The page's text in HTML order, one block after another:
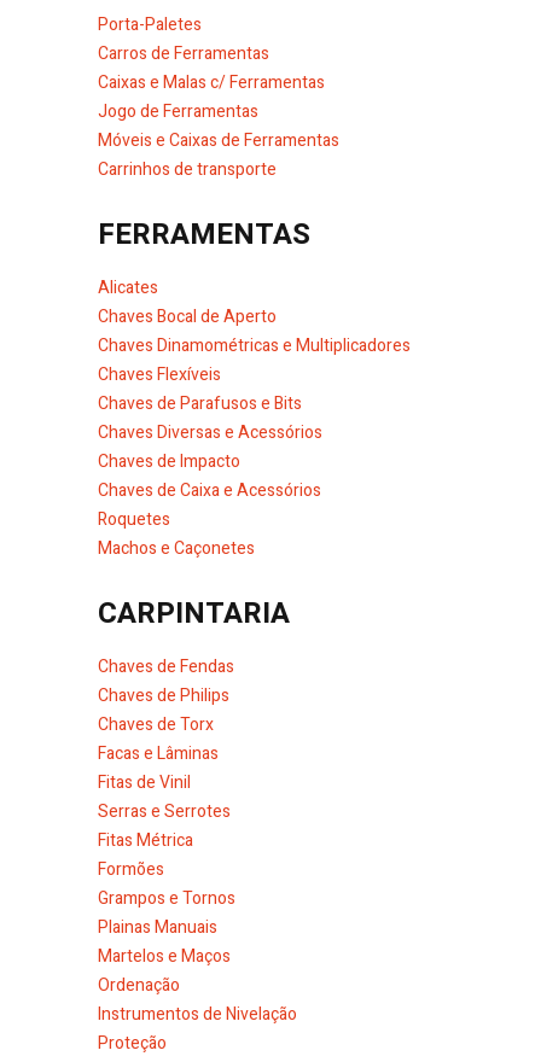
Porta-Paletes
Carros de Ferramentas
Caixas e Malas c/ Ferramentas
Jogo de Ferramentas
Móveis e Caixas de Ferramentas
Carrinhos de transporte
FERRAMENTAS
Alicates
Chaves Bocal de Aperto
Chaves Dinamométricas e Multiplicadores
Chaves Flexíveis
Chaves de Parafusos e Bits
Chaves Diversas e Acessórios
Chaves de Impacto
Chaves de Caixa e Acessórios
Roquetes
Machos e Caçonetes
CARPINTARIA
Chaves de Fendas
Chaves de Philips
Chaves de Torx
Facas e Lâminas
Fitas de Vinil
Serras e Serrotes
Fitas Métrica
Formões
Grampos e Tornos
Plainas Manuais
Martelos e Maços
Ordenação
Instrumentos de Nivelação
Proteção